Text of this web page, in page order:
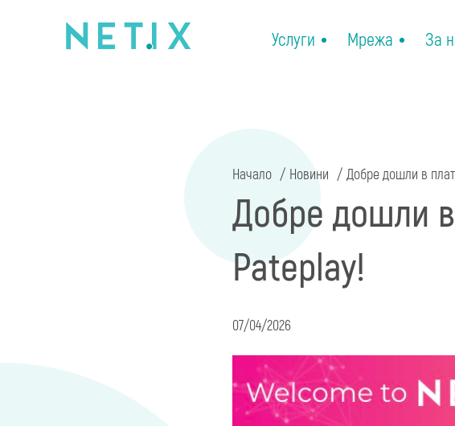
Услуги Мрежа За
Начало Новини Добре дошли в
Добре дошли
Pateplay!
07/04/2026